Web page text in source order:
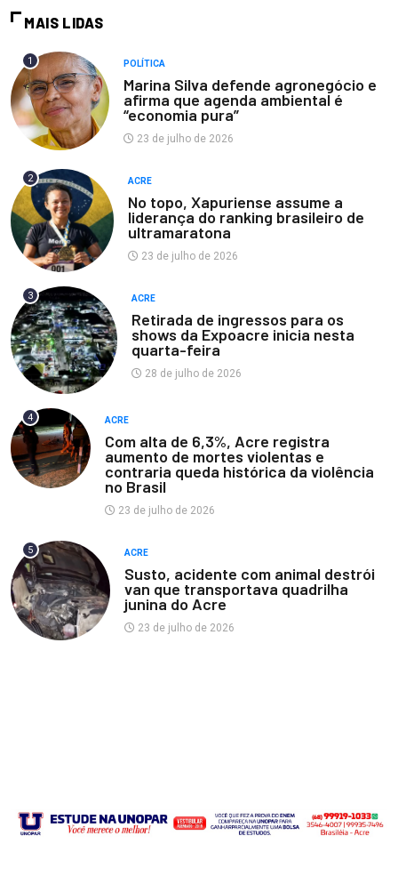
MAIS LIDAS
1 POLÍTICA
Marina Silva defende agronegócio e
afirma que agenda ambiental é
“economia pura”
23 de julho de 2026
2 ACRE
No topo, Xapuriense assume a
liderança do ranking brasileiro de
ultramaratona
23 de julho de 2026
3 ACRE
Retirada de ingressos para os
shows da Expoacre inicia nesta
quarta-feira
28 de julho de 2026
4 ACRE
Com alta de 6,3%, Acre registra
aumento de mortes violentas e
contraria queda histórica da violência
no Brasil
23 de julho de 2026
5 ACRE
Susto, acidente com animal destrói
van que transportava quadrilha
junina do Acre
23 de julho de 2026